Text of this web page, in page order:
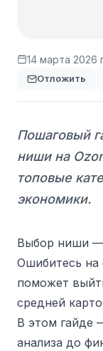
14 марта 2026
Отложить
Пошаговый
ниши на
топовые
экономики.
Выбор ниши —
Ошибитесь на
поможет
средней
В этом гайде
анализа до